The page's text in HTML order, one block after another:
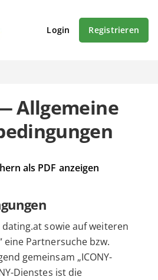
Login Registrieren
Allgemeine
als PDF anzeigen
sowie auf weiteren
Partnersuche bzw.
gemeinsam „ICONY-
Dienstes ist die